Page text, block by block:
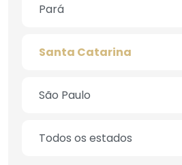
Pará
Santa Catarina
São Paulo
Todos os estados